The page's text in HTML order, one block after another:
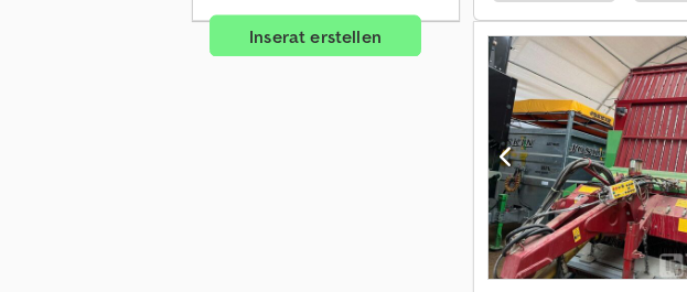
Inserat erstellen